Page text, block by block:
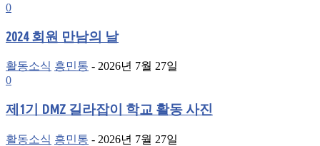
0
2024 회원 만남의 날
활동소식 흥민통 - 2026년 7월 27일
0
제1기 DMZ 길라잡이 학교 활동 사진
활동소식 흥민통 - 2026년 7월 27일